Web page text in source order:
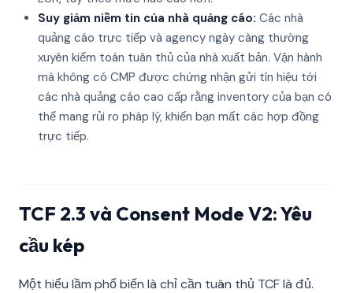
Suy giảm niềm tin của nhà quảng cáo: Các nhà
quảng cáo trực tiếp và agency ngày càng thường
xuyên kiểm toán tuân thủ của nhà xuất bản. Vận hành
mà không có CMP được chứng nhận gửi tín hiệu tới
các nhà quảng cáo cao cấp rằng inventory của bạn có
thể mang rủi ro pháp lý, khiến bạn mất các hợp đồng
trực tiếp.
TCF 2.3 và Consent Mode V2: Yêu
cầu kép
Một hiểu lầm phổ biến là chỉ cần tuân thủ TCF là đủ.